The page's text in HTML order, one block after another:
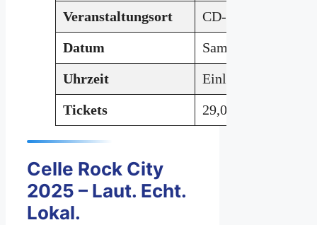
Veranstaltungsort
CD-Kaserne Celle,
Datum
Samstag, 3. Mai
Uhrzeit
Einlass: 18:00 Uhr
Tickets
29,00 Euro ·
Celle Rock City
2025 – Laut. Echt.
Lokal.